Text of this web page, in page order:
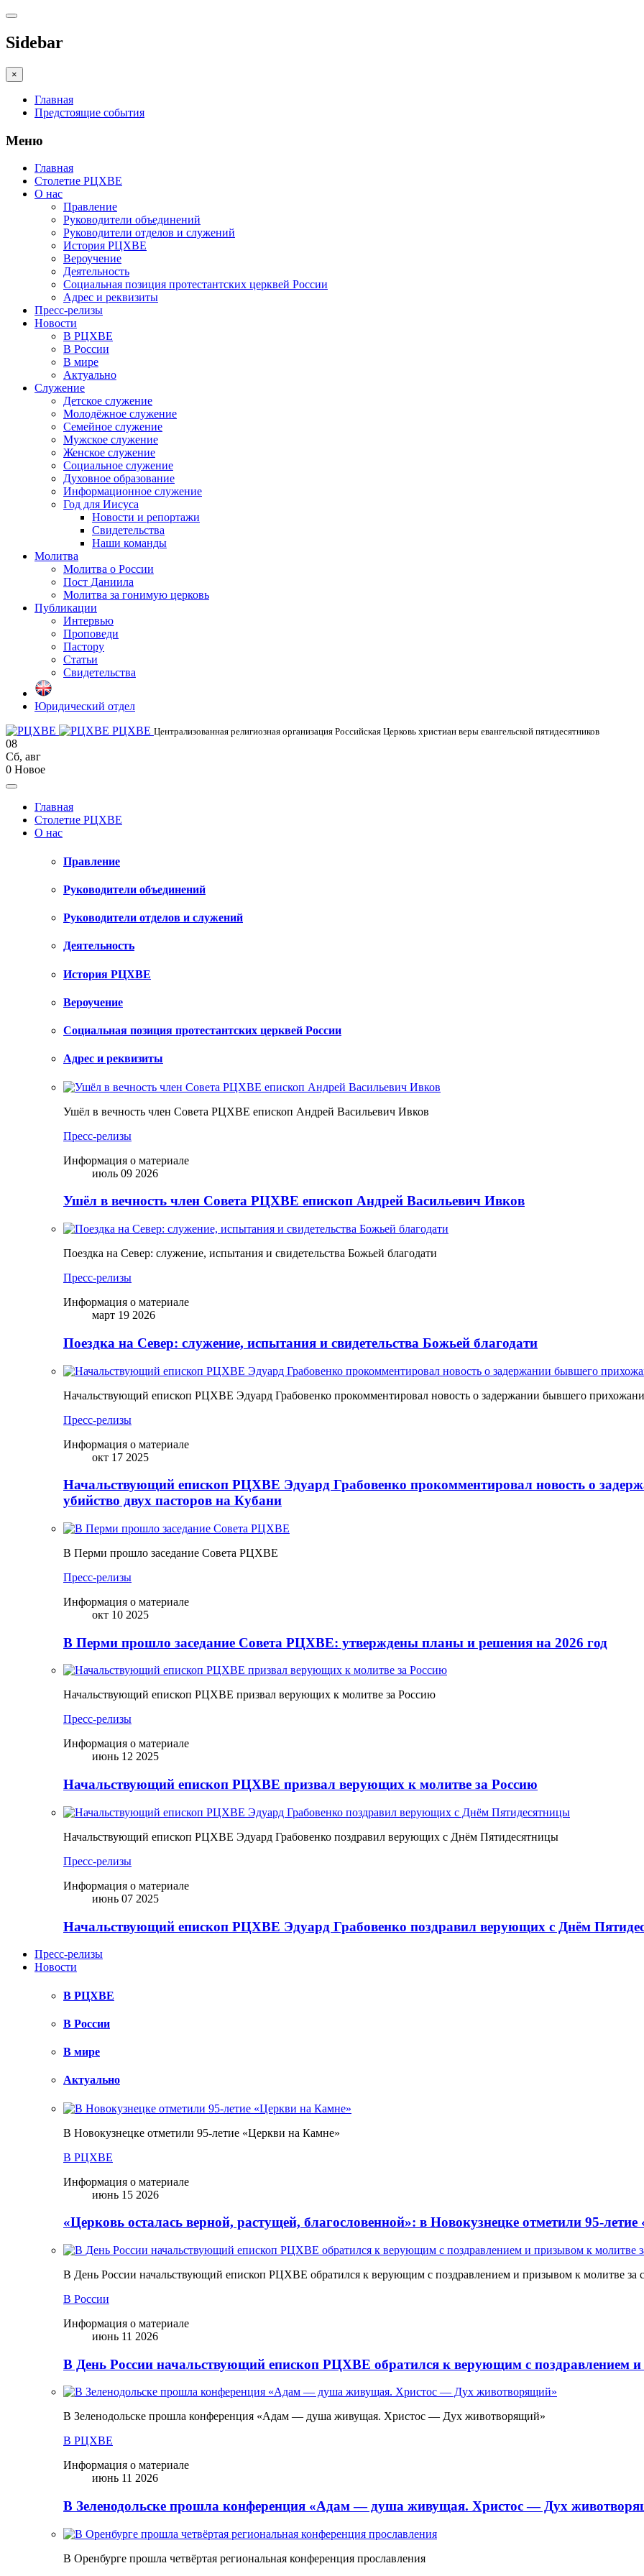
Sidebar
×
Главная
Предстоящие события
Меню
Главная
Столетие РЦХВЕ
О нас
Правление
Руководители объединений
Руководители отделов и служений
История РЦХВЕ
Вероучение
Деятельность
Социальная позиция протестантских церквей России
Адрес и реквизиты
Пресс-релизы
Новости
В РЦХВЕ
В России
В мире
Актуально
Служение
Детское служение
Молодёжное служение
Семейное служение
Мужское служение
Женское служение
Социальное служение
Духовное образование
Информационное служение
Год для Иисуса
Новости и репортажи
Свидетельства
Наши команды
Молитва
Молитва о России
Пост Даниила
Молитва за гонимую церковь
Публикации
Интервью
Проповеди
Пастору
Статьи
Свидетельства
Юридический отдел
РЦХВЕ Централизованная религиозная организация Российская Церковь христиан веры евангельской пятидесятников
08
Сб, авг
0 Новое
Главная
Столетие РЦХВЕ
О нас
Правление
Руководители объединений
Руководители отделов и служений
Деятельность
История РЦХВЕ
Вероучение
Социальная позиция протестантских церквей России
Адрес и реквизиты
Ушёл в вечность член Совета РЦХВЕ епископ Андрей Васильевич Ивков
Пресс-релизы
Информация о материале
июль 09 2026
Ушёл в вечность член Совета РЦХВЕ епископ Андрей Васильевич Ивков
Поездка на Север: служение, испытания и свидетельства Божьей благодати
Пресс-релизы
Информация о материале
март 19 2026
Поездка на Север: служение, испытания и свидетельства Божьей благодати
Начальствующий епископ РЦХВЕ Эдуард Грабовенко прокомментировал новость о задержании бывшего
Пресс-релизы
Информация о материале
окт 17 2025
Начальствующий епископ РЦХВЕ Эдуард Грабовенко прокомментировал новость о
убийство двух пасторов на Кубани
В Перми прошло заседание Совета РЦХВЕ
Пресс-релизы
Информация о материале
окт 10 2025
В Перми прошло заседание Совета РЦХВЕ: утверждены планы и решения на 2026 год
Начальствующий епископ РЦХВЕ призвал верующих к молитве за Россию
Пресс-релизы
Информация о материале
июнь 12 2025
Начальствующий епископ РЦХВЕ призвал верующих к молитве за Россию
Начальствующий епископ РЦХВЕ Эдуард Грабовенко поздравил верующих с Днём Пятидесятницы
Пресс-релизы
Информация о материале
июнь 07 2025
Начальствующий епископ РЦХВЕ Эдуард Грабовенко поздравил верующих с Днём
Пресс-релизы
Новости
В РЦХВЕ
В России
В мире
Актуально
В Новокузнецке отметили 95-летие «Церкви на Камне»
В РЦХВЕ
Информация о материале
июнь 15 2026
«Церковь осталась верной, растущей, благословенной»: в Новокузнецке отметили 95-
В День России начальствующий епископ РЦХВЕ обратился к верующим с поздравлением и призывом к молитве за
В России
Информация о материале
июнь 11 2026
В День России начальствующий епископ РЦХВЕ обратился к верующим с поздравлением
В Зеленодольске прошла конференция «Адам — душа живущая. Христос — Дух животворящий»
В РЦХВЕ
Информация о материале
июнь 11 2026
В Зеленодольске прошла конференция «Адам — душа живущая. Христос — Дух
В Оренбурге прошла четвёртая региональная конференция прославления